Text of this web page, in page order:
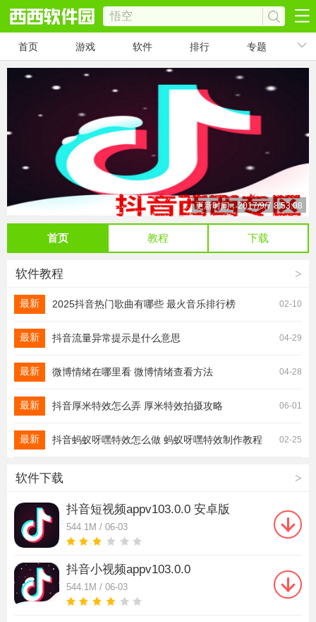
首页 游戏 软件 排行 专题
更新时间：2017/9/7 8:53:08
首页 教程 下载
软件教程 >
最新 2025抖音热门歌曲有哪些 最火音乐排行榜 02-10
最新 抖音流量异常提示是什么意思 04-29
最新 微博情绪在哪里看 微博情绪查看方法 04-28
最新 抖音厚米特效怎么弄 厚米特效拍摄攻略 06-01
最新 抖音蚂蚁呀嘿特效怎么做 蚂蚁呀嘿特效制作教程 02-25
软件下载 >
抖音短视频appv103.0.0 安卓版
544.1M / 06-03
抖音小视频appv103.0.0
544.1M / 06-03